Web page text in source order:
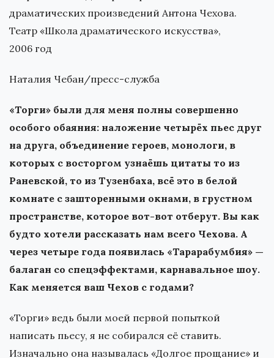
драматических произведений Антона Чехова.
Театр «Школа драматического искусства»,
2006 год
Наталия Чебан/пресс-служба
«Торги» были для меня полны совершенно
особого обаяния: наложение четырёх пьес друг
на друга, объединение героев, монологи, в
которых с восторгом узнаёшь цитаты то из
Раневской, то из Тузенбаха, всё это в белой
комнате с зашторенными окнами, в грустном
пространстве, которое вот-вот отберут. Вы как
будто хотели рассказать нам всего Чехова. А
через четыре года появилась «Тарарабумбия» —
балаган со спецэффектами, карнавальное шоу.
Как меняется ваш Чехов с годами?
«Торги» ведь были моей первой попыткой
написать пьесу, я не собирался её ставить.
Изначально она называлась «Долгое прощание» и